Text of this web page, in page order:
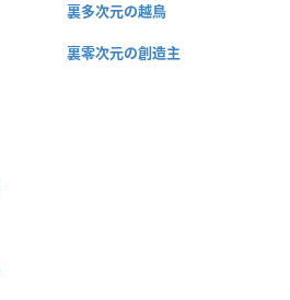
裏多次元の越鳥
裏零次元の創造主